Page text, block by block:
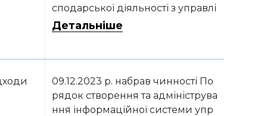
сподарської діяльності з управлі
ння небезпечними відходами, з
Детальніше
09.12.2023 р. набрав чинності По
рядок створення та адмініструва
ння інформаційної системи упр